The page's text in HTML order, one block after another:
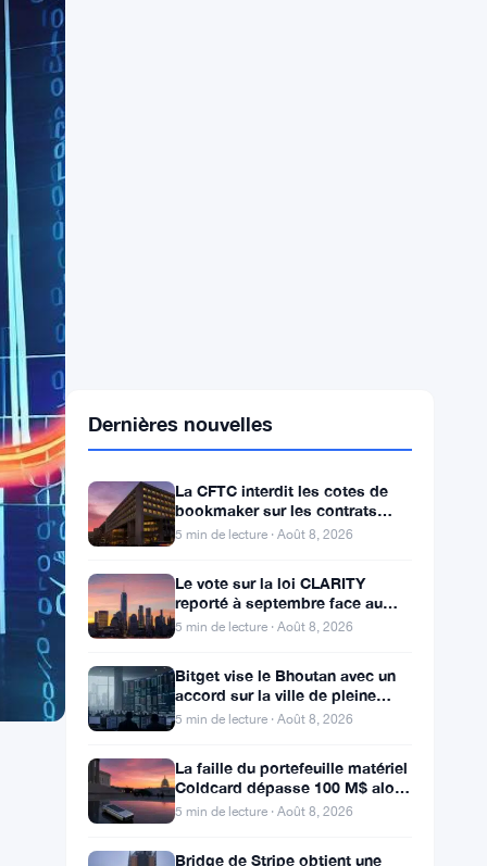
La CFTC interdit les cotes de
d’événements de Kalshi et
Polymarket
5 min de lecture · Août 8, 2026
Le vote sur la loi CLARITY
seuil des 60 voix pour le projet
5 min de lecture · Août 8, 2026